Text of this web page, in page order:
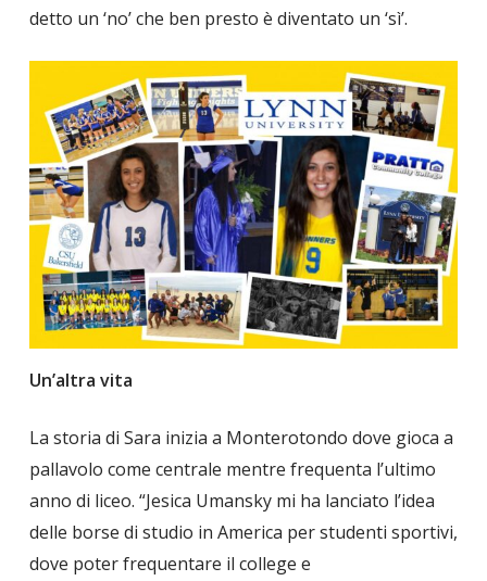
detto un ‘no’ che ben presto è diventato un ‘sì’.
Un’altra vita
La storia di Sara inizia a Monterotondo dove gioca a
pallavolo come centrale mentre frequenta l’ultimo
anno di liceo. “Jesica Umansky mi ha lanciato l’idea
delle borse di studio in America per studenti sportivi,
dove poter frequentare il college e